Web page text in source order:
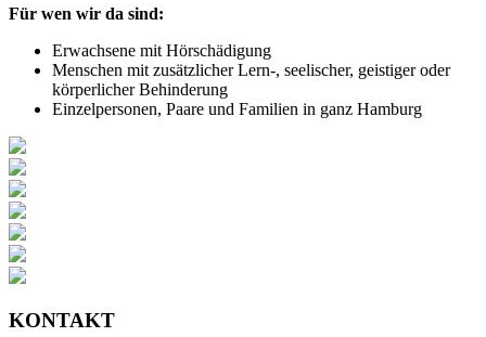
Für wen wir da sind:
Erwachsene mit Hörschädigung
Menschen mit zusätzlicher Lern-, seelischer, geistiger oder
körperlicher Behinderung
Einzelpersonen, Paare und Familien in ganz Hamburg
KONTAKT